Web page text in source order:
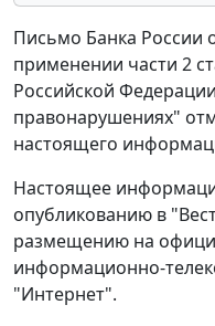
Письмо Банка России
применении части 2
Российской
правонарушениях"
настоящего
Настоящее
опубликованию в
размещению на
информационно-
"Интернет".